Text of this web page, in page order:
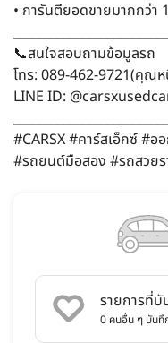
• การันตียอดขายมากกว่า
📞สนใจสอบถามข้อมูลรถ
โทร: 089-462-9721(คุณ
LINE ID:
#CARSX #คาร์สเอ็กซ์ #
#รถยนต์มือสอง #รถสวย
รายการที่บั
0 คนอื่น ๆ บันทึ